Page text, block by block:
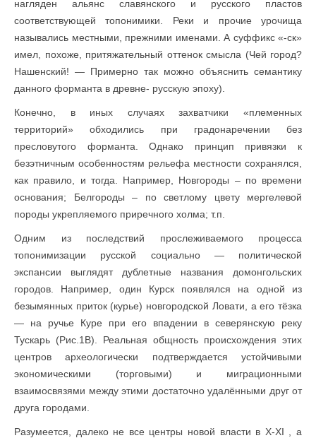
нагляден альянс славянского и русского пластов
соответствующей топонимики. Реки и прочие урочища
назывались местными, прежними именами. А суффикс «-ск»
имел, похоже, притяжательный оттенок смысла (Чей город?
Нашенский! — Примерно так можно объяснить семантику
данного форманта в древне- русскую эпоху).
Конечно, в иных случаях захватчики «племенных
территорий» обходились при градонаречении без
пресловутого форманта. Однако принцип привязки к
безэтничным особенностям рельефа местности сохранялся,
как правило, и тогда. Например, Новгороды – по времени
основания; Белгороды – по светлому цвету мергелевой
породы укрепляемого приречного холма; т.п.
Одним из последствий прослеживаемого процесса
топонимизации русской социально — политической
экспансии выглядят дублетные названия домонгольских
городов. Например, один Курск появлялся на одной из
безымянных приток (курье) новгородской Ловати, а его тёзка
— на ручье Куре при его впадении в северянскую реку
Тускарь (Рис.1В). Реальная общность происхождения этих
центров археологически подтверждается устойчивыми
экономическими (торговыми) и миграционными
взаимосвязями между этими достаточно удалёнными друг от
друга городами.
Разумеется, далеко не все центры новой власти в X-XI , а